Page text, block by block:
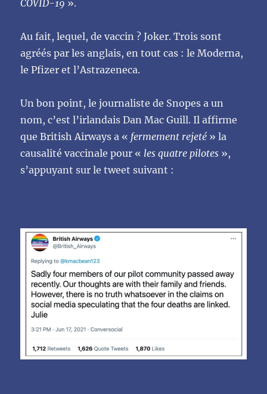
COVID-19 ».
Au fait, lequel, de vaccin ? Joker. Trois sont
agréés par les anglais, en tout cas : le Moderna,
le Pfizer et l’Astrazeneca.
Un bon point, le journaliste de Snopes a un
nom, c’est l’irlandais Dan Mac Guill. Il affirme
que British Airways a « fermement rejeté » la
causalité vaccinale pour « les quatre pilotes »,
s’appuyant sur le tweet suivant :